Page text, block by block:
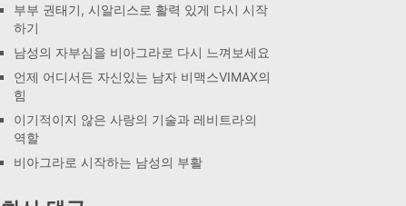
부부 권태기, 시알리스로 활력 있게 다시 시작
하기
남성의 자부심을 비아그라로 다시 느껴보세요
언제 어디서든 자신있는 남자 비맥스VIMAX의
힘
이기적이지 않은 사랑의 기술과 레비트라의
역할
비아그라로 시작하는 남성의 부활